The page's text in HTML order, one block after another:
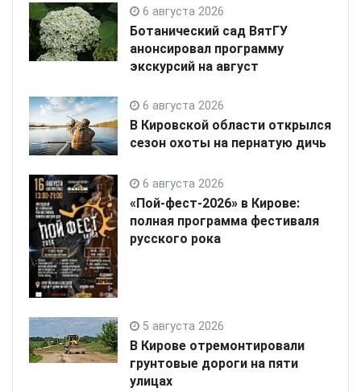
6 августа 2026
Ботанический сад ВятГУ
анонсировал программу
экскурсий на август
6 августа 2026
В Кировской области открылся
сезон охоты на пернатую дичь
6 августа 2026
«Пой-фест-2026» в Кирове:
полная программа фестиваля
русского рока
5 августа 2026
В Кирове отремонтировали
грунтовые дороги на пяти
улицах